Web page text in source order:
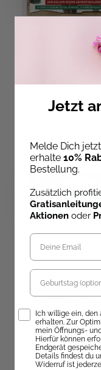
24 DAYS ESCAPE
Sherlock Holmes
16,99 €
SALE
Sebastian Frenzel
Adventskalender
Adventures - Die
geheimnisvolle
Sofort Lieferbar
30,00 €
20,00 €
Jetzt
Melde Dich
erhalte 10%
Bestellung.
Zusätzlich
Aktionen oder
Geburtstag
Opt-InIch willige ein,
erhalten. Zur
mein Öffnungs-
Hierfür können
Endgerät
Details findest du
Widerruf ist